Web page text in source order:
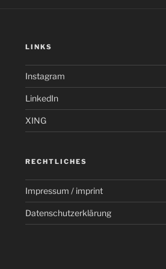
LINKS
Instagram
LinkedIn
XING
RECHTLICHES
Impressum / imprint
Datenschutzerklärung